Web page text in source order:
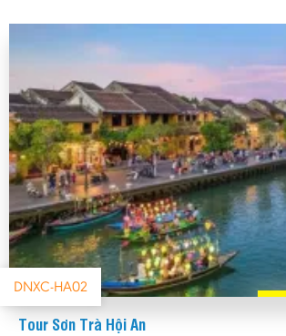
DNXC-HA02
Tour Sơn Trà Hội An